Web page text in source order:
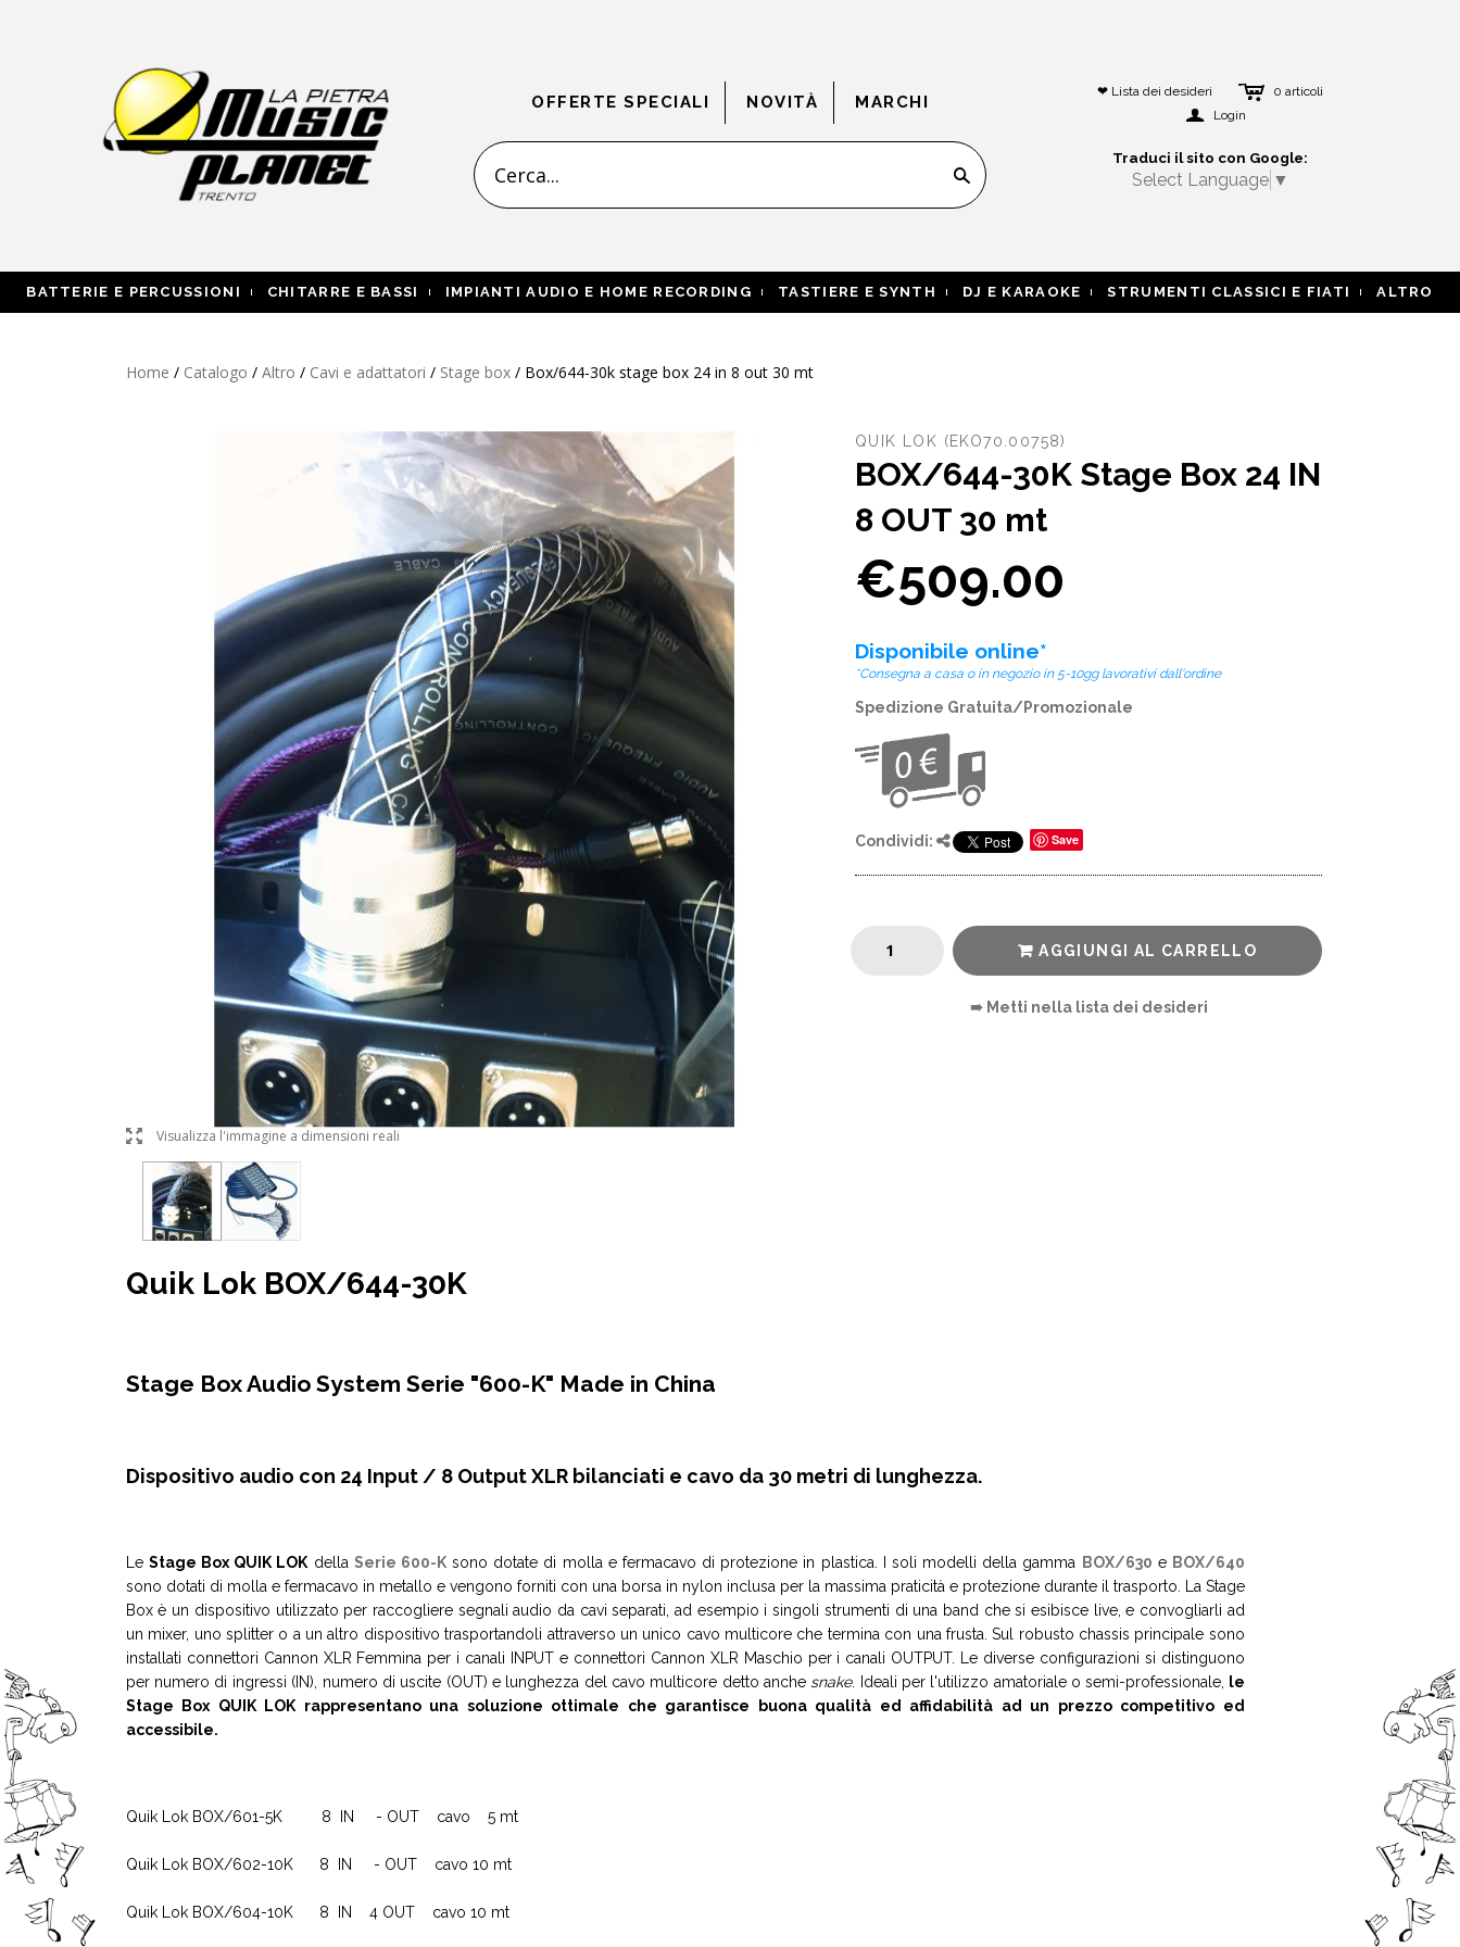
OFFERTE SPECIALI NOVITÀ MARCHI
s
❤ Lista dei desideri c 0 articoli
a Login
Traduci il sito con Google:
Select Language ▼
BATTERIE E PERCUSSIONI CHITARRE E BASSI IMPIANTI AUDIO E HOME RECORDING TASTIERE E SYNTH DJ E KARAOKE STRUMENTI CLASSICI E FIATI ALTRO
Home / Catalogo / Altro / Cavi e adattatori / Stage box / Box/644-30k stage box 24 in 8 out 30 mt
lVisualizza l'immagine a dimensioni reali
QUIK LOK (EKO70.00758)
BOX/644-30K Stage Box 24 IN
8 OUT 30 mt
€509.00
Disponibile online*
*Consegna a casa o in negozio in 5-10gg lavorativi dall'ordine
Spedizione Gratuita/Promozionale
Save
AGGIUNGI AL CARRELLO
➠ Metti nella lista dei desideri
Quik Lok BOX/644-30K
Stage Box Audio System Serie "600-K" Made in China
Dispositivo audio con 24 Input / 8 Output XLR bilanciati e cavo da 30 metri di lunghezza.
Le Stage Box QUIK LOKdella Serie 600-Ksono dotate di molla e fermacavo di protezione in plastica. I soli modelli della gamma BOX/630 e BOX/640
sono dotati di molla e fermacavo in metallo e vengono forniti con una borsa in nylon inclusa per la massima praticità e protezione durante il trasporto. La Stage
Box è un dispositivo utilizzato per raccogliere segnali audio da cavi separati, ad esempio i singoli strumenti di una band che si esibisce live, e convogliarli ad
un mixer, uno splitter o a un altro dispositivo trasportandoli attraverso un unico cavo multicore che termina con una frusta. Sul robusto chassis principale sono
installati connettori Cannon XLR Femmina per i canali INPUT e connettori Cannon XLR Maschio per i canali OUTPUT. Le diverse configurazioni si distinguono
per numero di ingressi (IN), numero di uscite (OUT) e lunghezza del cavo multicore detto anche snake. Ideali per l'utilizzo amatoriale o semi-professionale, le
Stage Box QUIK LOK rappresentano una soluzione ottimale che garantisce buona qualità ed affidabilità ad un prezzo competitivo ed
accessibile.
Quik Lok BOX/601-5K 8 IN - OUT cavo 5 mt
Quik Lok BOX/602-10K 8 IN - OUT cavo 10 mt
Quik Lok BOX/604-10K 8 IN 4 OUT cavo 10 mt